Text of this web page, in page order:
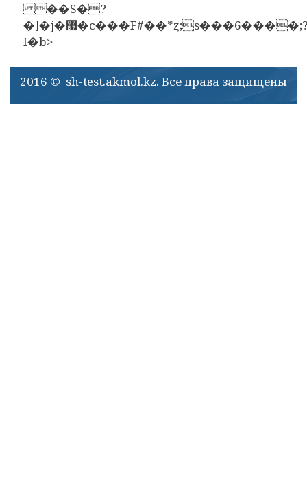
��S�?
�]�j�޷�c���F#��*ȥ;s���6����;?
I�b>
2016 © sh-test.akmol.kz. Все права защищены